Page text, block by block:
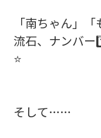
「南ちゃん」「
流石、ナンバー
⭐
そして……